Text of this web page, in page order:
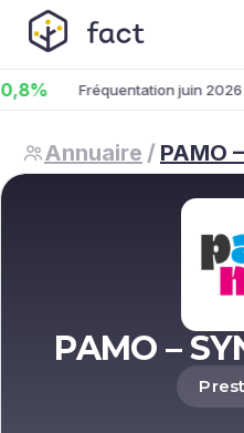
Fréquentation juin 2026 :▲
Annuaire / PAMO
PAMO –